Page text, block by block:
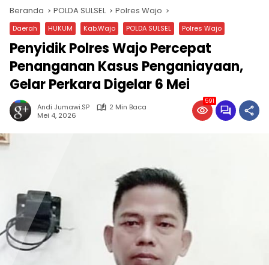
Beranda POLDA SULSEL Polres Wajo
Daerah HUKUM Kab.Wajo POLDA SULSEL Polres Wajo
Penyidik Polres Wajo Percepat
Penanganan Kasus Penganiayaan,
Gelar Perkara Digelar 6 Mei
Andi Jumawi.SP
2 Min Baca
Mei 4, 2026
591